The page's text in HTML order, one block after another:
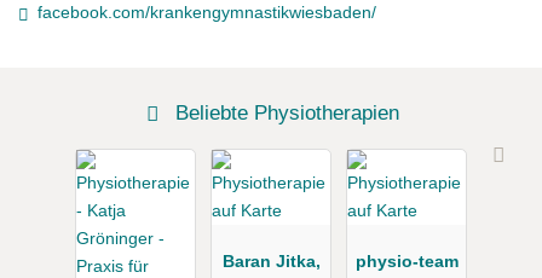
facebook.com/krankengymnastikwiesbaden/
Beliebte Physiotherapien
Baran Jitka,
physio-team